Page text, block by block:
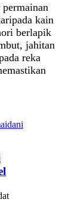
kain
berlapik
jahitan
reka